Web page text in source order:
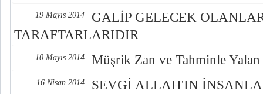
19 Mayıs 2014
GALİP GELECEK
TARAFTARLARIDIR
10 Mayıs 2014 Müşrik Zan ve Tahminle
16 Nisan 2014
SEVGİ ALLAH'IN